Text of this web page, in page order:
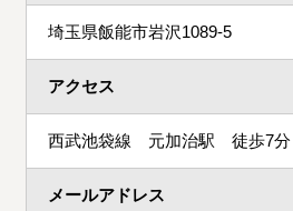
埼玉県飯能市岩沢1089-5
アクセス
西武池袋線 元加治駅 徒歩7分
メールアドレス